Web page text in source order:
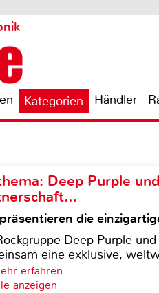
Kategorien Händler
Deep Purple
die
Deep Purple
eine exklusive,
erfahren
anzeigen